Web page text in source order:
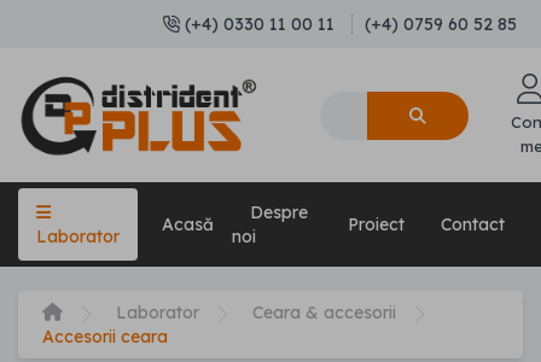
(+4) 0330 11 00 11 (+4) 0759 60 52 85
Laborator
Acasă
Despre
noi
Proiect Contact
Laborator
Ceara & accesorii
Accesorii ceara